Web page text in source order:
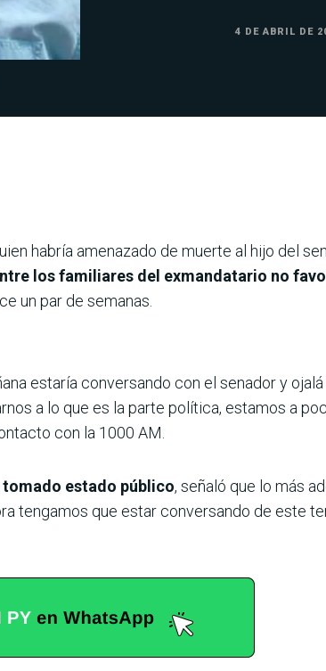
4 DE ABRIL DE
habría amenazado de muerte al hijo del
los familiares del exmandatario no
un par de semanas.
estaría conversando con el senador y
a lo que es la parte política, estamos a
con la 1000 AM.
tomado estado público, señaló que lo más
tengamos que estar conversando de este